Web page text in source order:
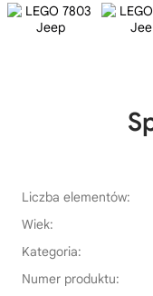
Liczba elementów:
Wiek:
Kategoria:
Numer produktu: